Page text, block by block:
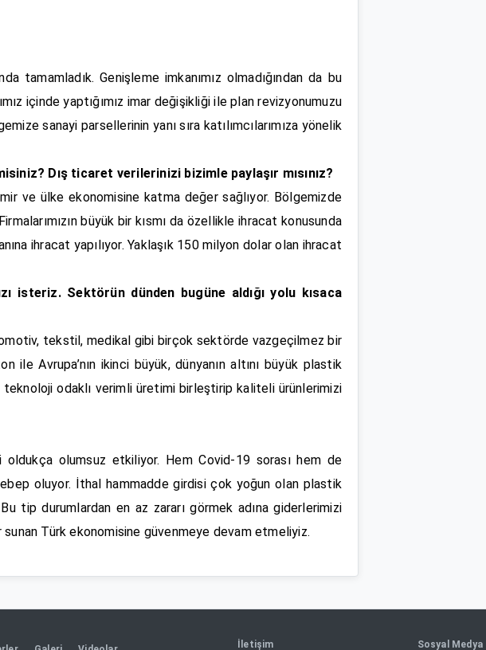
tamamladık. Genişleme imkanımız olmadığından da bu
içinde yaptığımız imar değişikliği ile plan revizyonumuzu
sanayi parsellerinin yanı sıra katılımcılarımıza yönelik
Dış ticaret verilerinizi bizimle paylaşır mısınız?
ve ülke ekonomisine katma değer sağlıyor. Bölgemizde
büyük bir kısmı da özellikle ihracat konusunda
ihracat yapılıyor. Yaklaşık 150 milyon dolar olan ihracat
isteriz. Sektörün dünden bugüne aldığı yolu kısaca
tekstil, medikal gibi birçok sektörde vazgeçilmez bir
Avrupa’nın ikinci büyük, dünyanın altını büyük plastik
teknoloji odaklı verimli üretimi birleştirip kaliteli ürünlerimizi
oldukça olumsuz etkiliyor. Hem Covid-19 sorası hem de
oluyor. İthal hammadde girdisi çok yoğun olan plastik
tip durumlardan en az zararı görmek adına giderlerimizi
Türk ekonomisine güvenmeye devam etmeliyiz.
İletişim Sosyal Medya